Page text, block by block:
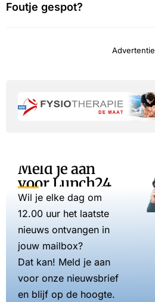
Foutje gespot?
Advertentie
Meld je aan
voor Lunch24
Wil je elke dag om
12.00 uur het laatste
nieuws ontvangen in
jouw mailbox?
Dat kan! Meld je aan
voor onze nieuwsbrief
en blijf op de hoogte.